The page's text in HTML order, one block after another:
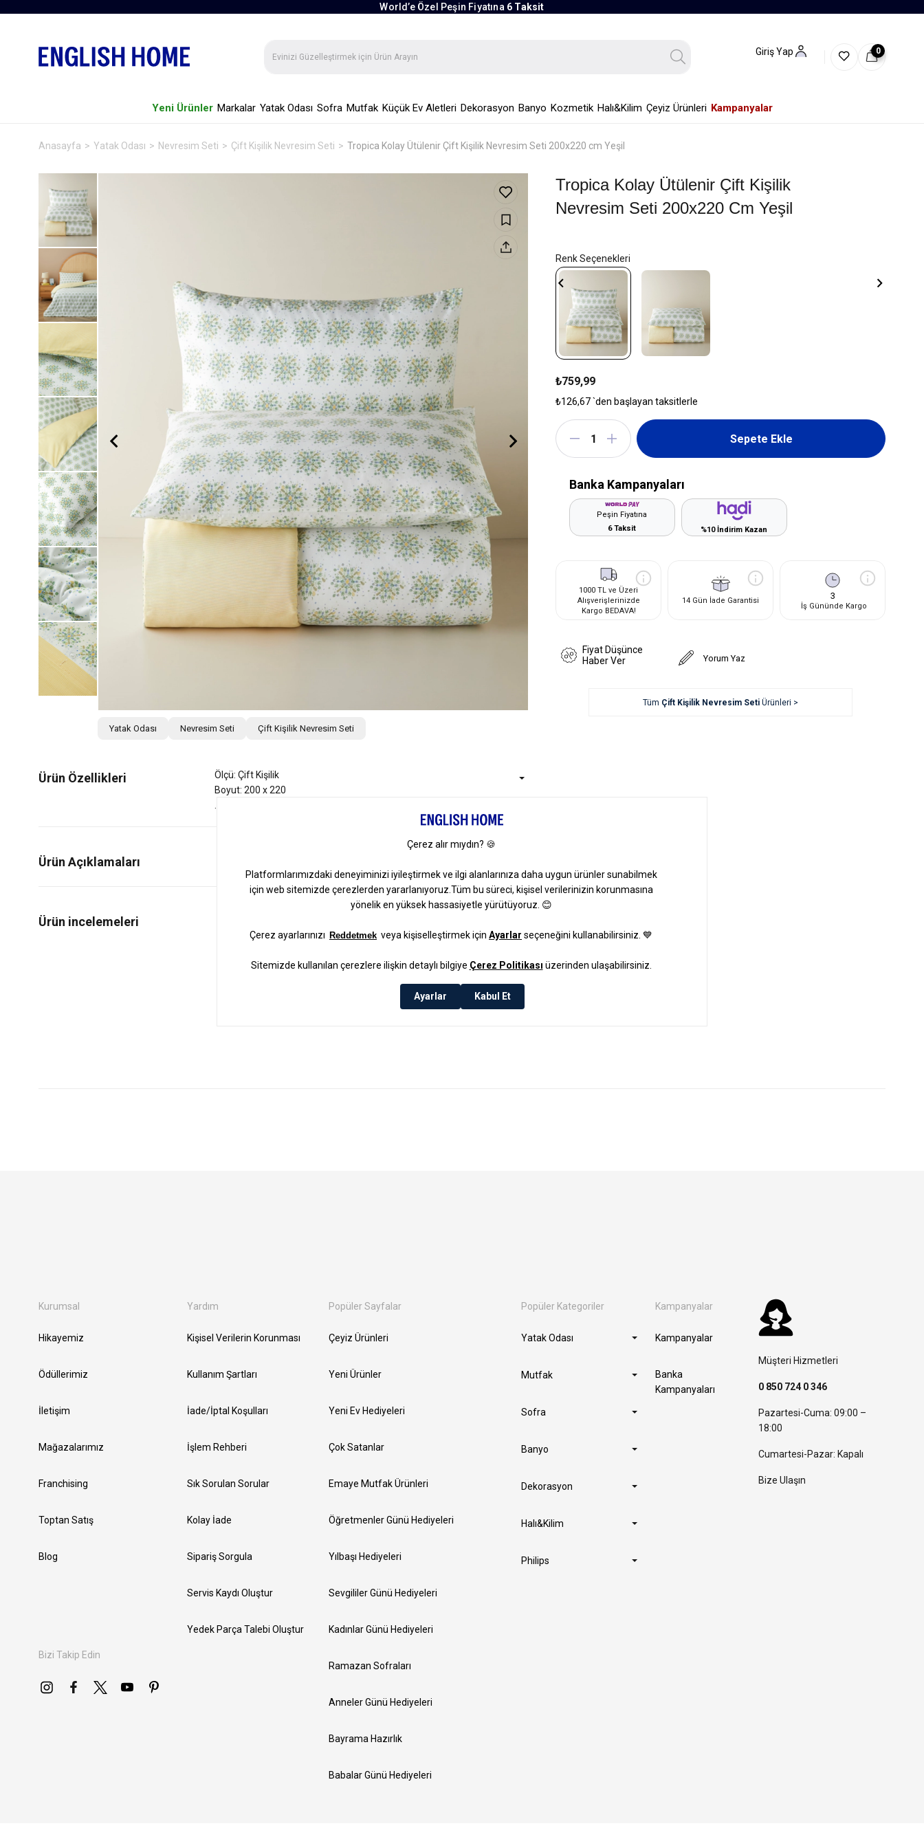
World’e Özel Peşin Fiyatına 6 Taksit
Giriş Yap 0
Yeni Ürünler Markalar Yatak Odası Sofra Mutfak Küçük Ev Aletleri Dekorasyon Banyo Kozmetik Halı&Kilim Çeyiz Ürünleri Kampanyalar
Anasayfa Yatak Odası Nevresim Seti Çift Kişilik Nevresim Seti Tropica Kolay Ütülenir Çift Kişilik Nevresim Seti 200x220 cm Yeşil
Yatak Odası Nevresim Seti Çift Kişilik Nevresim Seti
Ürün Özellikleri
Ölçü: Çift Kişilik
Boyut: 200 x 220
Ürün Açıklamaları
Tropica Kolay Ütülenir Çift Kişilik
Nevresim Seti 200x220 Cm Yeşil
₺759,99
₺126,67`den başlayan taksitlerle
Banka Kampanyaları
Peşin Fiyatına
6 Taksit
%10 İndirim Kazan
1000 TL ve Üzeri
Alışverişlerinizde
Kargo BEDAVA!
14 Gün İade Garantisi 3
İş Gününde Kargo
Fiyat Düşünce
Haber Ver
Yorum Yaz
Tüm Çift Kişilik Nevresim Seti Ürünleri >
Kurumsal
Hikayemiz
Ödüllerimiz
İletişim
Mağazalarımız
Franchising
Toptan Satış
Blog
Bizi Takip Edin
Yardım
Kişisel Verilerin Korunması
Kullanım Şartları
İade/İptal Koşulları
İşlem Rehberi
Sık Sorulan Sorular
Kolay İade
Sipariş Sorgula
Servis Kaydı Oluştur
Yedek Parça Talebi Oluştur
Popüler Sayfalar
Çeyiz Ürünleri
Yeni Ürünler
Yeni Ev Hediyeleri
Çok Satanlar
Emaye Mutfak Ürünleri
Öğretmenler Günü Hediyeleri
Yılbaşı Hediyeleri
Sevgililer Günü Hediyeleri
Kadınlar Günü Hediyeleri
Ramazan Sofraları
Anneler Günü Hediyeleri
Bayrama Hazırlık
Babalar Günü Hediyeleri
Popüler Kategoriler
Yatak Odası
Mutfak
Sofra
Banyo
Dekorasyon
Halı&Kilim
Philips
Kampanyalar
Kampanyalar
Banka
Kampanyaları
Müşteri Hizmetleri
0 850 724 0 346
Pazartesi-Cuma: 09:00 –
18:00
Cumartesi-Pazar: Kapalı
Bize Ulaşın